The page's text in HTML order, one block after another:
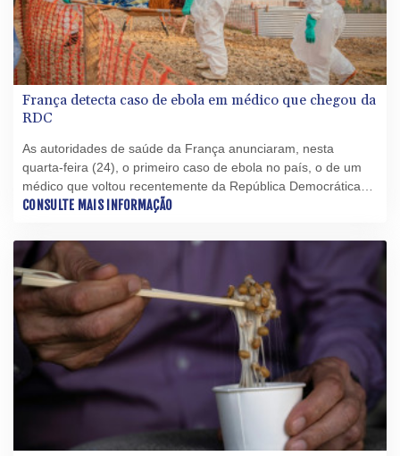
França detecta caso de ebola em médico que chegou da
RDC
As autoridades de saúde da França anunciaram, nesta
quarta-feira (24), o primeiro caso de ebola no país, o de um
médico que voltou recentemente da República Democrática
do Congo (RDC), país que enfrenta uma epidemia da doença
CONSULTE MAIS INFORMAÇÃO